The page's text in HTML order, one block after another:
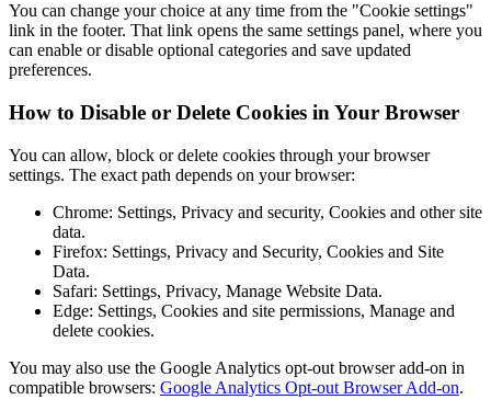
You can change your choice at any time from the "Cookie settings"
link in the footer. That link opens the same settings panel, where you
can enable or disable optional categories and save updated
preferences.
How to Disable or Delete Cookies in Your Browser
You can allow, block or delete cookies through your browser
settings. The exact path depends on your browser:
Chrome: Settings, Privacy and security, Cookies and other site
data.
Firefox: Settings, Privacy and Security, Cookies and Site
Data.
Safari: Settings, Privacy, Manage Website Data.
Edge: Settings, Cookies and site permissions, Manage and
delete cookies.
You may also use the Google Analytics opt-out browser add-on in
compatible browsers: Google Analytics Opt-out Browser Add-on.